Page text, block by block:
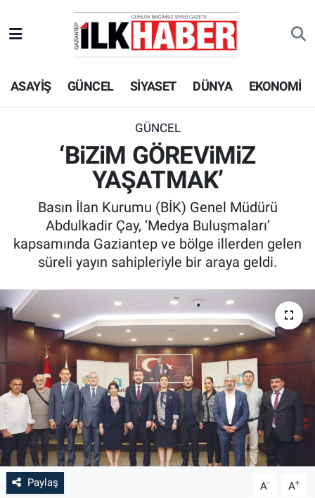
ASAYİŞ GÜNCEL SİYASET DÜNYA EKONOMİ
GÜNCEL
‘BiZiM GÖREViMiZ
YAŞATMAK’
Basın İlan Kurumu (BİK) Genel Müdürü
Abdulkadir Çay, ‘Medya Buluşmaları’
kapsamında Gaziantep ve bölge illerden gelen
süreli yayın sahipleriyle bir araya geldi.
Paylaş A- A+
EKONOMİ
SİYASET
SPOR
TEKNOLOJİ
ASAYİŞ
EĞİTİM
KÜLTÜR - SANAT
Beyoğlu Hava Durumu
Beyoğlu Trafik Yoğunluk Haritası
Süper Lig Puan Durumu ve Fikstür
Tüm Manşetler
Son Dakika Haberleri
Haber Arşivi